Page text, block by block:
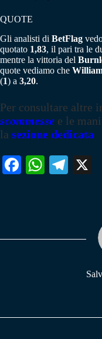
QUOTE
Gli analisti di BetFlag
quotato 1,83, il pari tra le
mentre la vittoria del
quote vediamo che
(1) a 3,20.
Per consultare altre
scommesse e le
la sezione dedicata
Fa W
pp
Te
m